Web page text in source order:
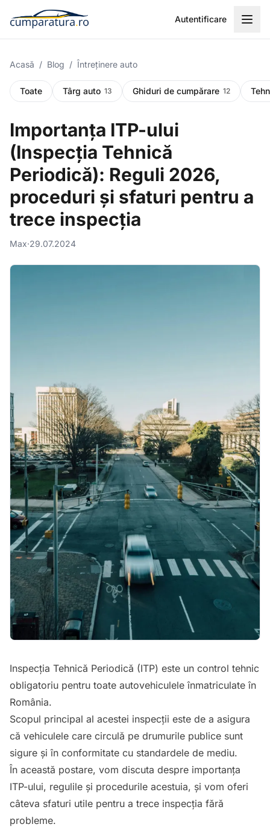
Autentificare
Acasă / Blog / Întreținere auto
Toate Târg auto 13 Ghiduri de cumpărare 12
Importanța ITP-ului
(Inspecția Tehnică
Periodică): Reguli 2026,
proceduri și sfaturi pentru a
trece inspecția
Max·29.07.2024
Inspecția Tehnică Periodică (ITP) este un control tehnic
obligatoriu pentru toate autovehiculele înmatriculate în
România.
Scopul principal al acestei inspecții este de a asigura
că vehiculele care circulă pe drumurile publice sunt
sigure și în conformitate cu standardele de mediu.
În această postare, vom discuta despre importanța
ITP-ului, regulile și procedurile acestuia, și vom oferi
câteva sfaturi utile pentru a trece inspecția fără
probleme.